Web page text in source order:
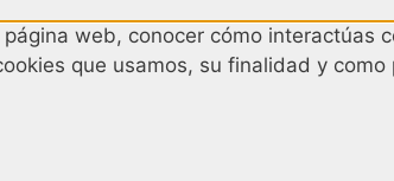
web, conocer cómo interactúas
que usamos, su finalidad y